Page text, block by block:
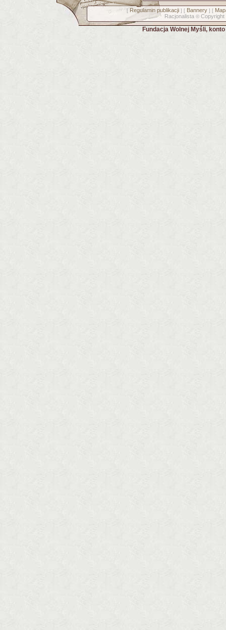
[ Regulamin publikacji] [ Bannery] [
Racjonalista © Copyright
Fundacja Wolnej Myśli,